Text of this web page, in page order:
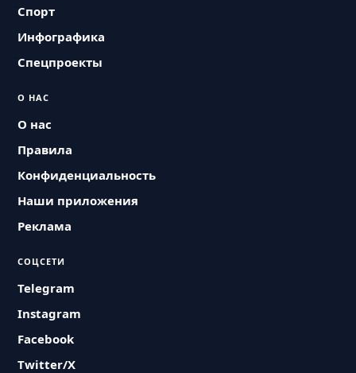
Спорт
Инфографика
Спецпроекты
О НАС
О нас
Правила
Конфиденциальность
Наши приложения
Реклама
СОЦСЕТИ
Telegram
Instagram
Facebook
Twitter/X